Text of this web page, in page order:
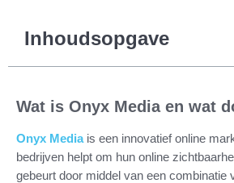
Inhoudsopgave
Wat is Onyx Media en wat
Onyx Mediais een innovatief online
bedrijven helpt om hun online
gebeurt door middel van een combinatie